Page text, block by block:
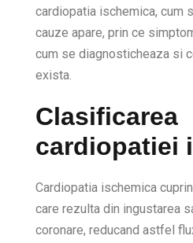
cardiopatia ischemica, cum
cauze apare, prin ce
cum se diagnosticheaza si
exista.
Clasificarea
cardiopatiei
Cardiopatia ischemica
care rezulta din ingustarea
coronare, reducand astfel